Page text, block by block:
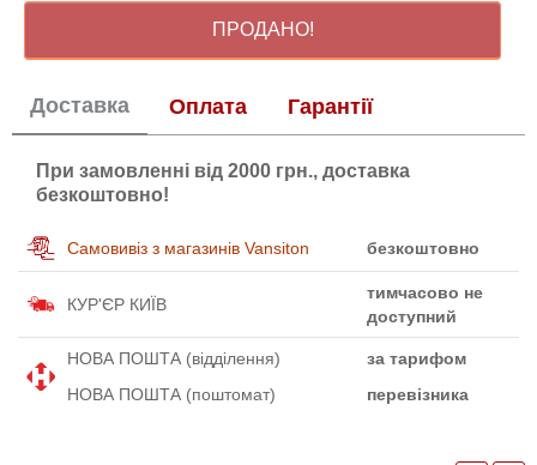
ПРОДАНО!
Доставка Оплата Гарантії
При замовленні від 2000 грн., доставка
безкоштовно!
Самовивіз з магазинів Vansiton безкоштовно
КУР'ЄР КИЇВ
тимчасово не
доступний
НОВА ПОШТА (відділення)
за тарифом
НОВА ПОШТА (поштомат)
перевізника